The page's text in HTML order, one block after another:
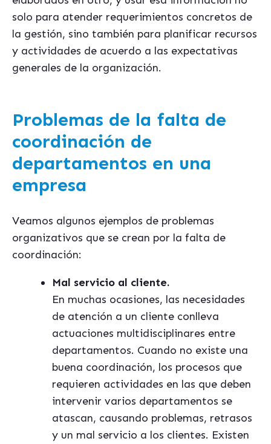
solo para atender requerimientos concretos de
la gestión, sino también para planificar recursos
y actividades de acuerdo a las expectativas
generales de la organización.
Problemas de la falta de
coordinación de
departamentos en una
empresa
Veamos algunos ejemplos de problemas
organizativos que se crean por la falta de
coordinación:
Mal servicio al cliente.
En muchas ocasiones, las necesidades
de atención a un cliente conlleva
actuaciones multidisciplinares entre
departamentos. Cuando no existe una
buena coordinación, los procesos que
requieren actividades en las que deben
intervenir varios departamentos se
atascan, causando problemas, retrasos
y un mal servicio a los clientes. Existen